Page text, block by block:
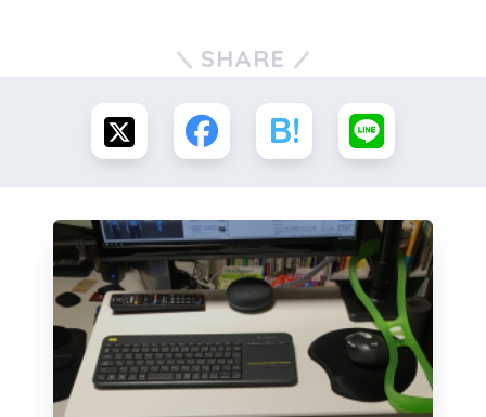
SHARE